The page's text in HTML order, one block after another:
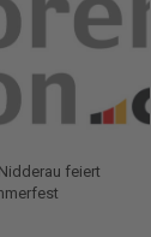
feiert